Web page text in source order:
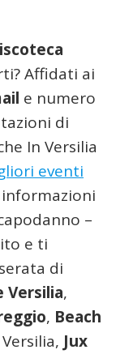
Affidati ai
e numero
di
In Versilia
eventi
informazioni
–
e ti
di
Versilia,
, Beach
Versilia, Jux